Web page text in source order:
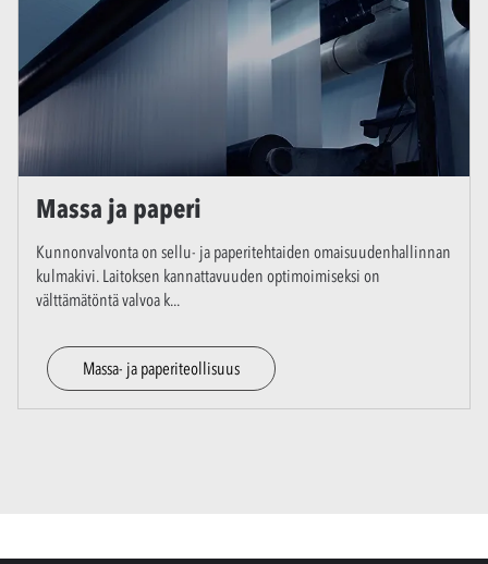
Massa ja paperi
Kunnonvalvonta on sellu- ja paperitehtaiden omaisuudenhallinnan
kulmakivi. Laitoksen kannattavuuden optimoimiseksi on
välttämätöntä valvoa k...
Massa- ja paperiteollisuus